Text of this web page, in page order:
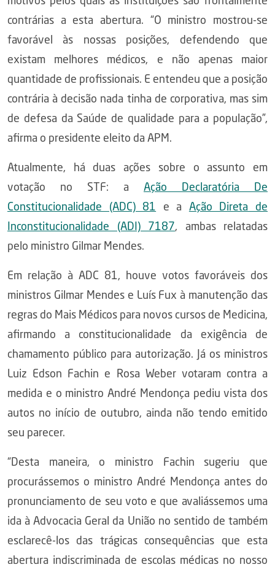
contrárias a esta abertura. “O ministro mostrou-se
favorável às nossas posições, defendendo que
existam melhores médicos, e não apenas maior
quantidade de profissionais. E entendeu que a posição
contrária à decisão nada tinha de corporativa, mas sim
de defesa da Saúde de qualidade para a população”,
afirma o presidente eleito da APM.
Atualmente, há duas ações sobre o assunto em
votação no STF: a Ação Declaratória De
Constitucionalidade (ADC) 81 e a Ação Direta de
Inconstitucionalidade (ADI) 7187, ambas relatadas
pelo ministro Gilmar Mendes.
Em relação à ADC 81, houve votos favoráveis dos
ministros Gilmar Mendes e Luís Fux à manutenção das
regras do Mais Médicos para novos cursos de Medicina,
afirmando a constitucionalidade da exigência de
chamamento público para autorização. Já os ministros
Luiz Edson Fachin e Rosa Weber votaram contra a
medida e o ministro André Mendonça pediu vista dos
autos no início de outubro, ainda não tendo emitido
seu parecer.
“Desta maneira, o ministro Fachin sugeriu que
procurássemos o ministro André Mendonça antes do
pronunciamento de seu voto e que avaliássemos uma
ida à Advocacia Geral da União no sentido de também
esclarecê-los das trágicas consequências que esta
abertura indiscriminada de escolas médicas no nosso